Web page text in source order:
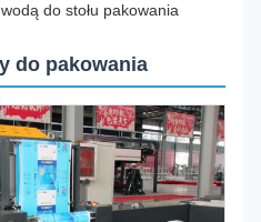
do stołu pakowania
do pakowania